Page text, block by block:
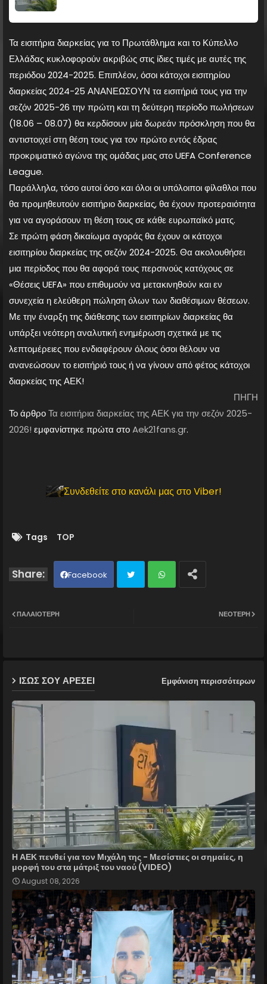
Τα εισιτήρια διαρκείας για το Πρωτάθλημα και το Κύπελλο
Ελλάδας κυκλοφορούν ακριβώς στις ίδιες τιμές με αυτές της
περιόδου 2024-2025. Επιπλέον, όσοι κάτοχοι εισιτηρίου
διαρκείας 2024-25 ΑΝΑΝΕΩΣΟΥΝ τα εισιτήριά τους για την
σεζόν 2025-26 την πρώτη και τη δεύτερη περίοδο πωλήσεων
(18.06 – 08.07) θα κερδίσουν μία δωρεάν πρόσκληση που θα
αντιστοιχεί στη θέση τους για τον πρώτο εντός έδρας
προκριματικό αγώνα της ομάδας μας στο UEFA Conference
League.
Παράλληλα, τόσο αυτοί όσο και όλοι οι υπόλοιποι φίλαθλοι που
θα προμηθευτούν εισιτήριο διαρκείας, θα έχουν προτεραιότητα
για να αγοράσουν τη θέση τους σε κάθε ευρωπαϊκό ματς.
Σε πρώτη φάση δικαίωμα αγοράς θα έχουν οι κάτοχοι
εισιτηρίου διαρκείας της σεζόν 2024-2025. Θα ακολουθήσει
μια περίοδος που θα αφορά τους περσινούς κατόχους σε
«Θέσεις UEFA» που επιθυμούν να μετακινηθούν και εν
συνεχεία η ελεύθερη πώληση όλων των διαθέσιμων θέσεων.
Με την έναρξη της διάθεσης των εισιτηρίων διαρκείας θα
υπάρξει νεότερη αναλυτική ενημέρωση σχετικά με τις
λεπτομέρειες που ενδιαφέρουν όλους όσοι θέλουν να
ανανεώσουν το εισιτήριό τους ή να γίνουν από φέτος κάτοχοι
διαρκείας της ΑΕΚ!
ΠΗΓΗ
Το άρθροΤα εισιτήρια διαρκείας της ΑΕΚ για την σεζόν 2025-
2026! εμφανίστηκε πρώτα στοAek21fans.gr.
Συνδεθείτε στο κανάλι μας στο Viber!
Tags TOP
Facebook
p
ΝΕΌΤΕΡΗ
ΠΑΛΑΙΌΤΕΡΗ
ΙΣΩΣ ΣΟΥ ΑΡΕΣΕΙ Εμφάνιση περισσότερων
Η ΑΕΚ πενθεί για τον Μιχάλη της - Μεσίστιες οι σημαίες, η
μορφή του στα μάτριξ του ναού (VIDEO)
August 08, 2026